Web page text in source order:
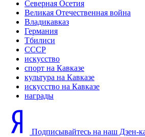
Северная Осетия
Великая Отечественная война
Владикавказ
Германия
Тбилиси
СССР
искусство
спорт на Кавказе
культура на Кавказе
искусство на Кавказе
награды
Подписывайтесь на наш Дзен-